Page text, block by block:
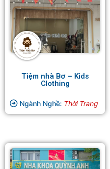
Tiệm nhà Bơ – Kids
Clothing
Ngành Nghề: Thời Trang